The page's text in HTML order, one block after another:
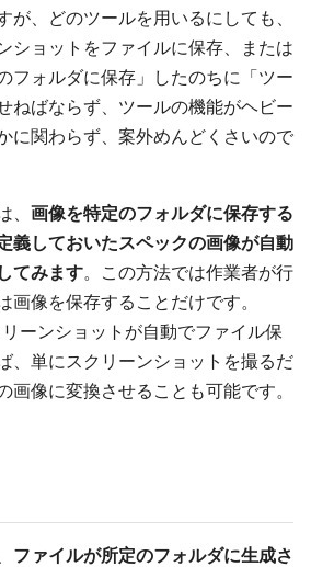
が、どのツールを用いるにしても、
ショットをファイルに保存、または
フォルダに保存」したのちに「ツー
ねばならず、ツールの機能がヘビー
に関わらず、案外めんどくさいので
画像を特定のフォルダに保存する
義しておいたスペックの画像が自動
てみます。この方法では作業者が行
画像を保存することだけです。
ーンショットが自動でファイル保
、単にスクリーンショットを撮るだ
画像に変換させることも可能です。
ファイルが所定のフォルダに生成さ